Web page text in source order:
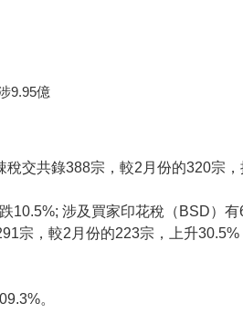
9.95億
交共錄388宗，較2月份的320宗，
10.5%; 涉及買家印花稅（BSD）
宗，較2月份的223宗，上升
。